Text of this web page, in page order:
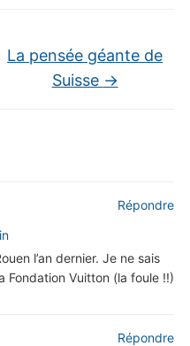
La pensée géante de
Suisse →
l’an dernier. Je ne sais
Fondation Vuitton (la foule !!)
Répondre
Répondre